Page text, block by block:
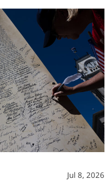
Jul 8, 2026